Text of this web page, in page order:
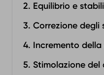
2. Equilibrio e
3. Correzione degli
4. Incremento della
5. Stimolazione del